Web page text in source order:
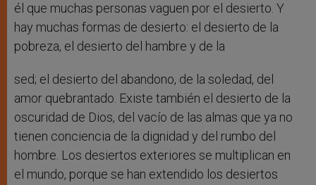
él que muchas personas vaguen por el desierto. Y
hay muchas formas de desierto: el desierto de la
pobreza, el desierto del hambre y de la
sed; el desierto del abandono, de la soledad, del
amor quebrantado. Existe también el desierto de la
oscuridad de Dios, del vacío de las almas que ya no
tienen conciencia de la dignidad y del rumbo del
hombre. Los desiertos exteriores se multiplican en
el mundo, porque se han extendido los desiertos